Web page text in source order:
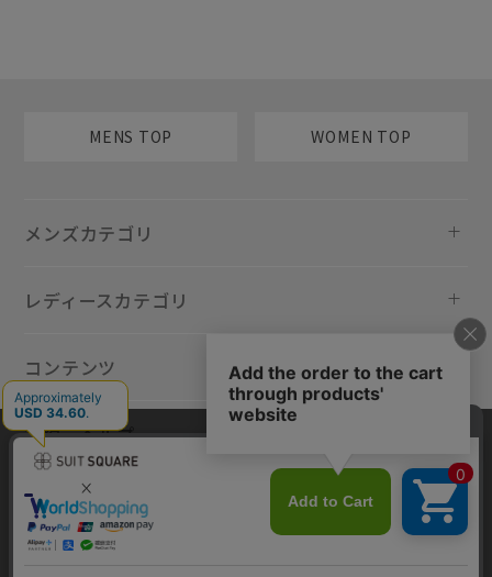
MENS TOP WOMEN TOP
メンズカテゴリ
レディースカテゴリ
コンテンツ
規約・ヘルプ
当サイトでは利用体験の向上およびコンテンツの最適な提供、トラフィ
ックの分析を目的としてCookieを使用しています。サイトの閲覧を継続
された場合、Cookieの利用に同意したものといたします。詳細について
はプライバシーポリシー をご確認ください。